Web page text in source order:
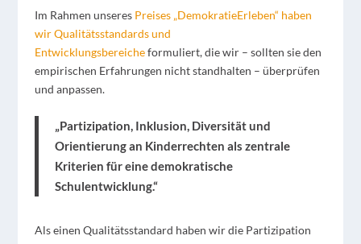
Im Rahmen unseres Preises „DemokratieErleben“ haben
wir Qualitätsstandards und
Entwicklungsbereiche formuliert, die wir – sollten sie den
empirischen Erfahrungen nicht standhalten – überprüfen
und anpassen.
„Partizipation, Inklusion, Diversität und
Orientierung an Kinderrechten als zentrale
Kriterien für eine demokratische
Schulentwicklung.“
Als einen Qualitätsstandard haben wir die Partizipation